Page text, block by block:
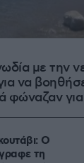
με την
να
φώναζαν
Ο
τη